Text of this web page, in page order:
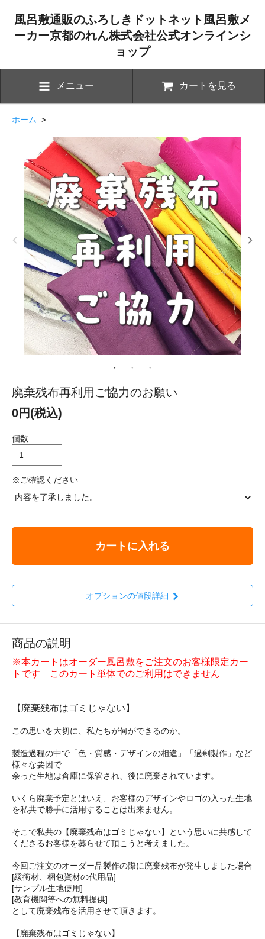
風呂敷通販のふろしきドットネット風呂敷メ
ーカー京都のれん株式会社公式オンラインシ
ョップ
メニュー カートを見る
ホーム >
廃棄残布再利用ご協力のお願い
0円(税込)
個数
※ご確認ください
カートに入れる
オプションの値段詳細
商品の説明
※本カートはオーダー風呂敷をご注文のお客様限定カー
トです このカート単体でのご利用はできません
【廃棄残布はゴミじゃない】
この思いを大切に、私たちが何ができるのか。
製造過程の中で「色・質感・デザインの相違」「過剰製作」など
様々な要因で
余った生地は倉庫に保管され、後に廃棄されています。
いくら廃棄予定とはいえ、お客様のデザインやロゴの入った生地
を私共で勝手に活用することは出来ません。
そこで私共の【廃棄残布はゴミじゃない】という思いに共感して
くださるお客様を募らせて頂こうと考えました。
今回ご注文のオーダー品製作の際に廃棄残布が発生しました場合
[緩衝材、梱包資材の代用品]
[サンプル生地使用]
[教育機関等への無料提供]
として廃棄残布を活用させて頂きます。
【廃棄残布はゴミじゃない】